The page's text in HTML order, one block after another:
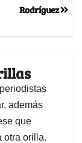
Rodríguez
además
que
otra orilla.